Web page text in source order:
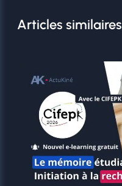
Articles similaires